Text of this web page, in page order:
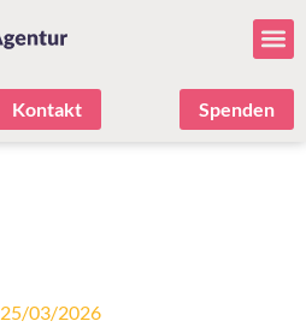
Kontakt Spenden
25/03/2026